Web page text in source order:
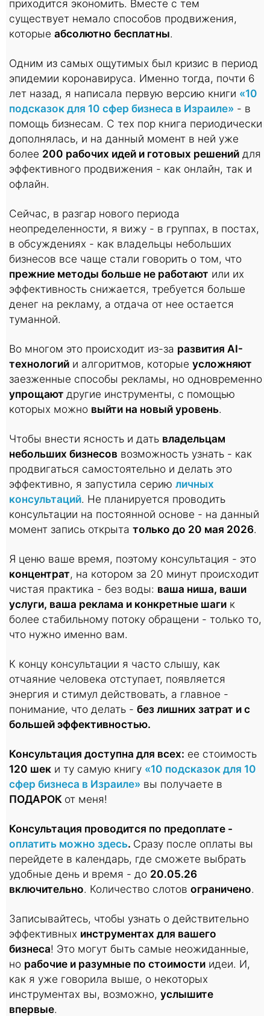
приходится экономить. Вместе с тем
существует немало способов продвижения,
которые абсолютно бесплатны.
Одним из самых ощутимых был кризис в период
эпидемии коронавируса. Именно тогда, почти 6
лет назад, я написала первую версию книги «10
подсказок для 10 сфер бизнеса в Израиле» - в
помощь бизнесам. С тех пор книга периодически
дополнялась, и на данный момент в ней уже
более 200 рабочих идей и готовых решений для
эффективного продвижения - как онлайн, так и
офлайн.
Сейчас, в разгар нового периода
неопределенности, я вижу - в группах, в постах,
в обсуждениях - как владельцы небольших
бизнесов все чаще стали говорить о том, что
прежние методы больше не работают или их
эффективность снижается, требуется больше
денег на рекламу, а отдача от нее остается
туманной.
Во многом это происходит из-за развития AI-
технологий и алгоритмов, которые усложняют
заезженные способы рекламы, но одновременно
упрощают другие инструменты, с помощью
которых можно выйти на новый уровень.
Чтобы внести ясность и дать владельцам
небольших бизнесов возможность узнать - как
продвигаться самостоятельно и делать это
эффективно, я запустила серию личных
консультаций. Не планируется проводить
консультации на постоянной основе - на данный
момент запись открыта только до 20 мая 2026.
Я ценю ваше время, поэтому консультация - это
концентрат, на котором за 20 минут происходит
чистая практика - без воды: ваша ниша, ваши
услуги, ваша реклама и конкретные шаги к
более стабильному потоку обращени - только то,
что нужно именно вам.
К концу консультации я часто слышу, как
отчаяние человека отступает, появляется
энергия и стимул действовать, а главное -
понимание, что делать - без лишних затрат и с
большей эффективностью.
Консультация доступна для всех: ее стоимость
120 шек и ту самую книгу «10 подсказок для 10
сфер бизнеса в Израиле» вы получаете в
ПОДАРОК от меня!
Консультация проводится по предоплате -
оплатить можно здесь. Сразу после оплаты вы
перейдете в календарь, где сможете выбрать
удобные день и время - до 20.05.26
включительно. Количество слотов ограничено.
Записывайтесь, чтобы узнать о действительно
эффективных инструментах для вашего
бизнеса! Это могут быть самые неожиданные,
но рабочие и разумные по стоимости идеи. И,
как я уже говорила выше, о некоторых
инструментах вы, возможно, услышите
впервые.